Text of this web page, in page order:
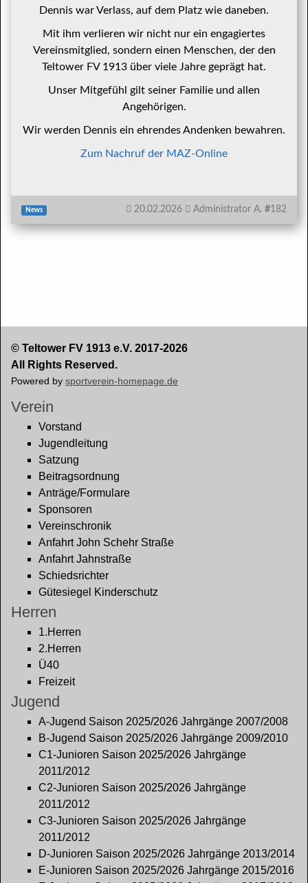
Dennis war Verlass, auf dem Platz wie daneben.
Mit ihm verlieren wir nicht nur ein engagiertes
Vereinsmitglied, sondern einen Menschen, der den
Teltower FV 1913 über viele Jahre geprägt hat.
Unser Mitgefühl gilt seiner Familie und allen
Angehörigen.
Wir werden Dennis ein ehrendes Andenken bewahren.
Zum Nachruf der MAZ-Online
News 20.02.2026 Administrator A. #182
© Teltower FV 1913 e.V. 2017-2026
All Rights Reserved.
Powered by sportverein-homepage.de
Verein
Vorstand
Jugendleitung
Satzung
Beitragsordnung
Anträge/Formulare
Sponsoren
Vereinschronik
Anfahrt John Schehr Straße
Anfahrt Jahnstraße
Schiedsrichter
Gütesiegel Kinderschutz
Herren
1.Herren
2.Herren
Ü40
Freizeit
Jugend
A-Jugend Saison 2025/2026 Jahrgänge 2007/2008
B-Jugend Saison 2025/2026 Jahrgänge 2009/2010
C1-Junioren Saison 2025/2026 Jahrgänge
2011/2012
C2-Junioren Saison 2025/2026 Jahrgänge
2011/2012
C3-Junioren Saison 2025/2026 Jahrgänge
2011/2012
D-Junioren Saison 2025/2026 Jahrgänge 2013/2014
E-Junioren Saison 2025/2026 Jahrgänge 2015/2016